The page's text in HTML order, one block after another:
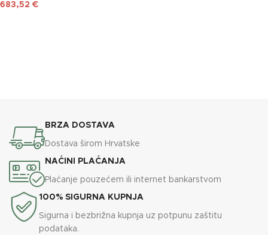
683,52 €
BRZA DOSTAVA
Dostava širom Hrvatske
NAĆINI PLAĆANJA
Plaćanje pouzećem ili internet bankarstvom
100% SIGURNA KUPNJA
Sigurna i bezbrižna kupnja uz potpunu zaštitu
podataka.